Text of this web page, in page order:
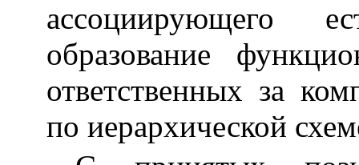
ассоциирующего
образование
ответственных за
по иерархической